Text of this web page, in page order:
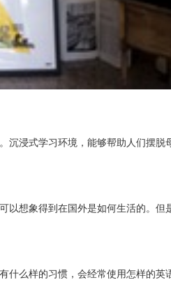
沉浸式学习环境，能够帮助人们摆脱
以想象得到在国外是如何生活的。但
什么样的习惯，会经常使用怎样的英